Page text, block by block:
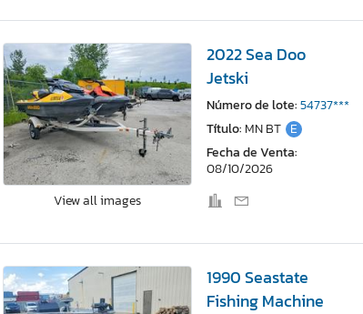
View all images
2022 Sea Doo
Jetski
Número de lote:54737***
Título: MN BT E
Fecha de Venta:
08/10/2026
1990 Seastate
Fishing Machine